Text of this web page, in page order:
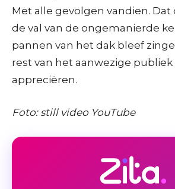
Met alle gevolgen vandien. Dat
de val van de ongemanierde
pannen van het dak bleef
rest van het aanwezige publiek
appreciëren.
Foto: still video YouTube